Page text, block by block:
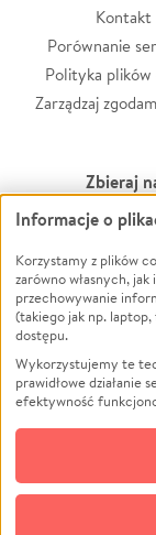
Kontakt
Porównanie
Polityka plików
Zarządzaj
Zbieraj
Leczenie
Pożar
Ukraina
Pomoc
Projekty
Pogrzeb
Społeczność
Kultura
Informacje o
Korzystamy z plików
zarówno własnych,
przechowywanie
(takiego jak np.
dostępu.
Wykorzystujemy te
prawidłowe działanie
efektywność
technologii do celów
zgodę na ich
możliwość zmiany
do której link